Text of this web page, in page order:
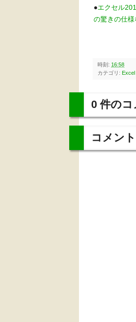
●エクセル
の驚きの仕
時刻: 16:58
カテゴリ: Excel
0 件の
コメン